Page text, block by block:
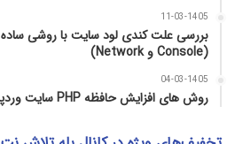
11-03-1405
(Console و Network)
04-03-1405
روش‌ های افزایش حافظه PHP سایت وردپرسی